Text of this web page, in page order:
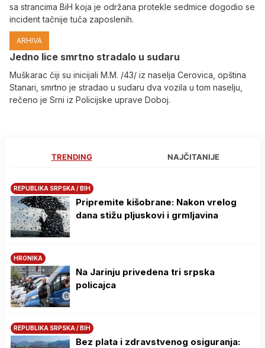
sa strancima BiH koja je održana protekle sedmice dogodio se
incident tačnije tuča zaposlenih.
ARHIVA
Јedno lice smrtno stradalo u sudaru
Muškarac čiji su inicijali M.M. /43/ iz naselja Cerovica, opština
Stanari, smrtno je stradao u sudaru dva vozila u tom naselju,
rečeno je Srni iz Policijske uprave Doboj.
TRENDING NAJČITANIJE
REPUBLIKA SRPSKA / BIH
Pripremite kišobrane: Nakon vrelog
dana stižu pljuskovi i grmljavina
HRONIKA
Na Јarinju privedena tri srpska
policajca
REPUBLIKA SRPSKA / BIH
Bez plata i zdravstvenog osiguranja: